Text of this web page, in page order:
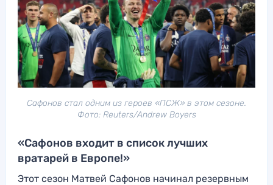
Сафонов стал одним из героев «ПСЖ» в этом сезоне.
Фото: Reuters/Andrew Boyers
«Сафонов входит в список лучших
вратарей в Европе!»
Этот сезон Матвей Сафонов начинал резервным